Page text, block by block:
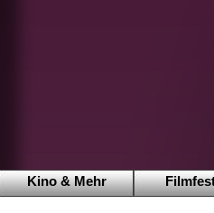
Kino & Mehr